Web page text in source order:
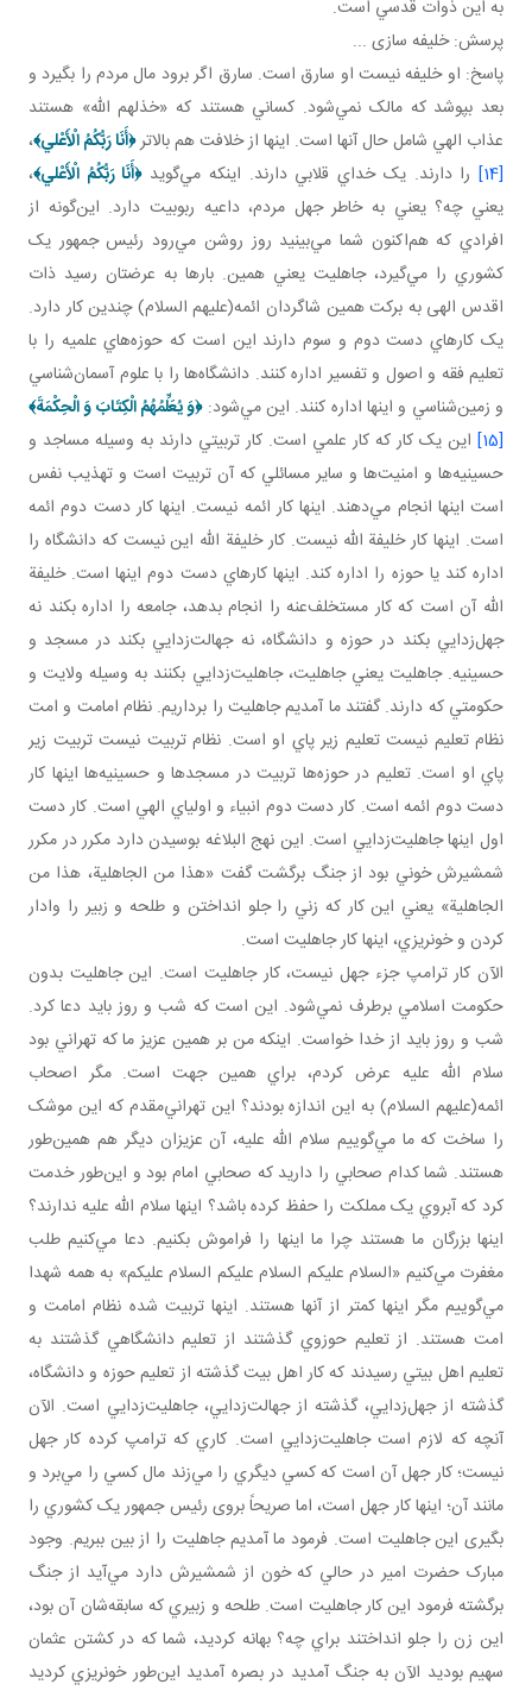
به اين ذوات قدسي است.
پرسش: خليفه سازی ...
پاسخ: او خليفه نيست او سارق است. سارق اگر برود مال مردم را بگيرد و
بعد بپوشد که مالک نمي‌شود. کساني هستند که «خذلهم الله» هستند
عذاب الهي شامل حال آنها است. اينها از خلافت هم بالاتر﴿أَنَا رَبُّكُمُ الْأَعْلي﴾،
[14]
را دارند. يک خداي قلابي دارند. اينکه مي‌گويد﴿أَنَا رَبُّكُمُ الْأَعْلي﴾،
يعني چه؟ يعني به خاطر جهل مردم، داعيه ربوبيت دارد. اين‌گونه از
افرادي که هم‌اکنون شما مي‌بينيد روز روشن مي‌رود رئيس جمهور يک
کشوري را مي‌گيرد، جاهليت يعني همين. بارها به عرضتان رسيد ذات
اقدس الهی به برکت همين شاگردان ائمه(عليهم السلام) چندين کار دارد.
يک کارهاي دست دوم و سوم دارند اين است که حوزه‌هاي علميه را با
تعليم فقه و اصول و تفسير اداره کنند. دانشگاه‌ها را با علوم آسمان‌شناسي
و زمين‌شناسي و اينها اداره کنند. اين مي‌شود:﴿وَيُعَلِّمُهُمُ الْكِتَابَ وَ الْحِكْمَةَ﴾
[15]
اين يک کار که کار علمي است. کار تربيتي دارند به وسيله مساجد و
حسينيه‌ها و امنيت‌ها و ساير مسائلي که آن تربيت است و تهذيب نفس
است اينها انجام مي‌دهند. اينها کار ائمه نيست. اينها کار دست دوم ائمه
است. اينها کار خليفة الله نيست. کار خليفة الله اين نيست که دانشگاه را
اداره کند يا حوزه را اداره کند. اينها کارهاي دست دوم اينها است. خليفة
الله آن است که کار مستخلف‌عنه را انجام بدهد، جامعه را اداره بکند نه
جهل‌زدايي بکند در حوزه و دانشگاه، نه جهالت‌زدايي بکند در مسجد و
حسينيه. جاهليت يعني جاهليت، جاهليت‌زدايي بکنند به وسيله ولايت و
حکومتي که دارند. گفتند ما آمديم جاهليت را برداريم. نظام امامت و امت
نظام تعليم نيست تعليم زير پاي او است. نظام تربيت نيست تربيت زير
پاي او است. تعليم در حوزه‌ها تربيت در مسجدها و حسينيه‌ها اينها کار
دست دوم ائمه است. کار دست دوم انبياء و اولياي الهي است. کار دست
اول اينها جاهليت‌زدايي است. اين نهج البلاغه بوسيدن دارد مکرر در مکرر
شمشيرش خوني بود از جنگ برگشت گفت «هذا من الجاهلية، هذا من
الجاهلية» يعني اين کار که زني را جلو انداختن و طلحه و زبير را وادار
کردن و خونريزي، اينها کار جاهليت است.
الآن کار ترامپ جزء جهل نيست، کار جاهليت است. اين جاهليت بدون
حکومت اسلامي برطرف نمي‌شود. اين است که شب و روز بايد دعا کرد.
شب و روز بايد از خدا خواست. اينکه من بر همين عزيز ما که تهراني بود
سلام الله عليه عرض کردم، براي همين جهت است. مگر اصحاب
ائمه(عليهم السلام) به اين اندازه بودند؟ اين تهراني‌مقدم که اين موشک
را ساخت که ما مي‌گوييم سلام الله عليه، آن عزيزان ديگر هم همين‌طور
هستند. شما کدام صحابي را داريد که صحابي امام بود و اين‌طور خدمت
کرد که آبروي يک مملکت را حفظ کرده باشد؟ اينها سلام الله عليه ندارند؟
اينها بزرگان ما هستند چرا ما اينها را فراموش بکنيم. دعا مي‌کنيم طلب
مغفرت مي‌کنيم «السلام عليکم السلام عليکم السلام عليکم» به همه شهدا
مي‌گوييم مگر اينها کمتر از آنها هستند. اينها تربيت شده نظام امامت و
امت هستند. از تعليم حوزوي گذشتند از تعليم دانشگاهي گذشتند به
تعليم اهل بيتي رسيدند که کار اهل بيت گذشته از تعليم حوزه و دانشگاه،
گذشته از جهل‌زدايي، گذشته از جهالت‌زدايي، جاهليت‌زدايي است. الآن
آنچه که لازم است جاهليت‌زدايي است. کاري که ترامپ کرده کار جهل
نيست؛ کار جهل آن است که کسي ديگري را مي‌زند مال کسي را مي‌برد و
مانند آن؛ اينها کار جهل است، اما صريحاً بروی رئيس جمهور يک کشوري را
بگيری اين جاهليت است. فرمود ما آمديم جاهليت را از بين ببريم. وجود
مبارک حضرت امير در حالي که خون از شمشيرش دارد مي‌آيد از جنگ
برگشته فرمود اين کار جاهليت است. طلحه و زبيري که سابقه‌شان آن بود،
اين زن را جلو انداختند براي چه؟ بهانه کرديد، شما که در کشتن عثمان
سهيم بوديد الآن به جنگ آمديد در بصره آمديد اين‌طور خونريزي کرديد